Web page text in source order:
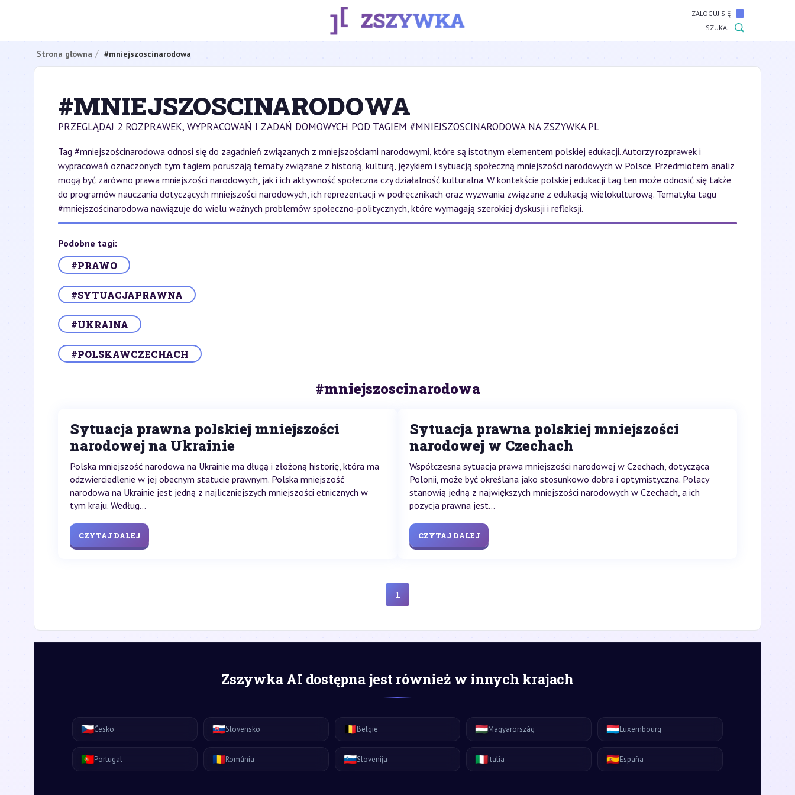
ZALOGUJ SIĘ
SZUKAJ
Strona główna #mniejszoscinarodowa
#MNIEJSZOSCINARODOWA
PRZEGLĄDAJ 2 ROZPRAWEK, WYPRACOWAŃ I ZADAŃ DOMOWYCH POD TAGIEM #MNIEJSZOSCINARODOWA NA ZSZYWKA.PL
Tag #mniejszościnarodowa odnosi się do zagadnień związanych z mniejszościami narodowymi, które są istotnym elementem polskiej edukacji. Autorzy rozprawek i
wypracowań oznaczonych tym tagiem poruszają tematy związane z historią, kulturą, językiem i sytuacją społeczną mniejszości narodowych w Polsce. Przedmiotem analiz
mogą być zarówno prawa mniejszości narodowych, jak i ich aktywność społeczna czy działalność kulturalna. W kontekście polskiej edukacji tag ten może odnosić się także
do programów nauczania dotyczących mniejszości narodowych, ich reprezentacji w podręcznikach oraz wyzwania związane z edukacją wielokulturową. Tematyka tagu
#mniejszościnarodowa nawiązuje do wielu ważnych problemów społeczno-politycznych, które wymagają szerokiej dyskusji i refleksji.
Podobne tagi:
#PRAWO
#SYTUACJAPRAWNA
#UKRAINA
#POLSKAWCZECHACH
#mniejszoscinarodowa
Sytuacja prawna polskiej mniejszości
narodowej na Ukrainie
Polska mniejszość narodowa na Ukrainie ma długą i złożoną historię, która ma
odzwierciedlenie w jej obecnym statucie prawnym. Polska mniejszość
narodowa na Ukrainie jest jedną z najliczniejszych mniejszości etnicznych w
tym kraju. Według...
CZYTAJ DALEJ
Sytuacja prawna polskiej mniejszości
narodowej w Czechach
Współczesna sytuacja prawa mniejszości narodowej w Czechach, dotycząca
Polonii, może być określana jako stosunkowo dobra i optymistyczna. Polacy
stanowią jedną z największych mniejszości narodowych w Czechach, a ich
pozycja prawna jest...
CZYTAJ DALEJ
1
Zszywka AI dostępna jest również w innych krajach
🇨🇿Česko 🇸🇰Slovensko 🇧🇪België 🇭🇺Magyarország 🇱🇺Luxembourg
🇵🇹Portugal 🇷🇴România 🇸🇮Slovenija 🇮🇹Italia 🇪🇸España